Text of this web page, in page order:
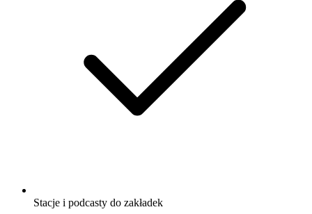
Stacje i podcasty do zakładek